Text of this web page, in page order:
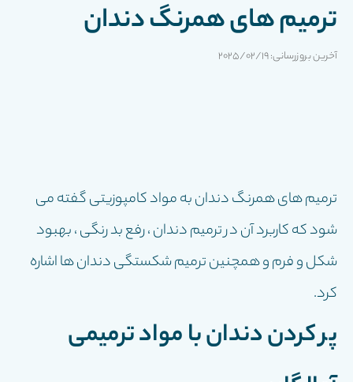
ترمیم های همرنگ دندان
آخرین بروزرسانی: 2025/02/19
ترمیم های همرنگ دندان به مواد کامپوزیتی گفته می
شود که کاربرد آن در ترمیم دندان ، رفع بد رنگی ، بهبود
شکل و فرم و همچنین ترمیم شکستگی دندان ها اشاره
کرد.
پر کردن دندان با مواد ترمیمی